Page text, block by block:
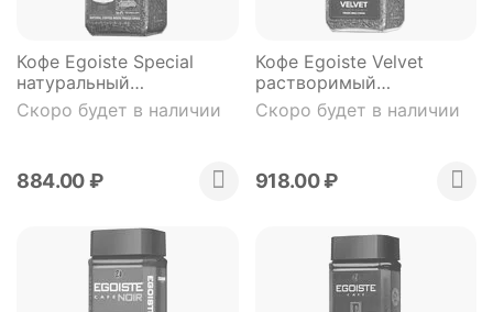
Кофе Egoiste Special
натуральный
растворимый
сублимированный 100 гр
Скоро будет в наличии
884.00₽
Кофе Egoiste Velvet
растворимый
сублимированный 95 г
Скоро будет в наличии
918.00₽